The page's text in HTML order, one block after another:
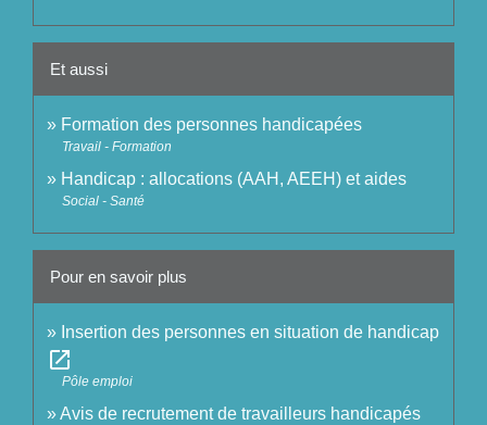
Et aussi
Formation des personnes handicapées
Travail - Formation
Handicap : allocations (AAH, AEEH) et aides
Social - Santé
Pour en savoir plus
Insertion des personnes en situation de handicap
open_in_new
Pôle emploi
Avis de recrutement de travailleurs handicapés